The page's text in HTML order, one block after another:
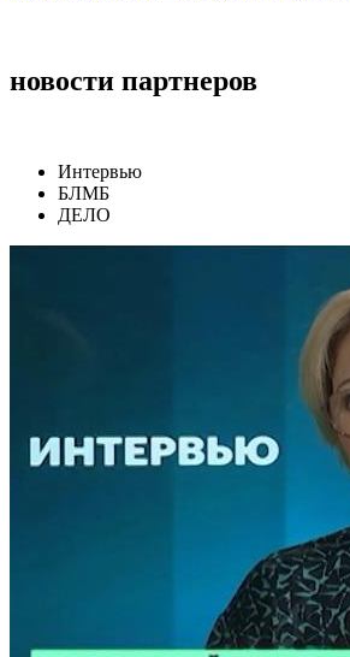
новости партнеров
Интервью
БЛМБ
ДЕЛО